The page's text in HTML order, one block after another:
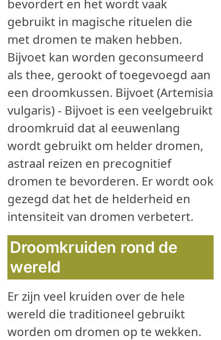
bevordert en het wordt vaak
gebruikt in magische rituelen die
met dromen te maken hebben.
Bijvoet kan worden geconsumeerd
als thee, gerookt of toegevoegd aan
een droomkussen. Bijvoet (Artemisia
vulgaris) - Bijvoet is een veelgebruikt
droomkruid dat al eeuwenlang
wordt gebruikt om helder dromen,
astraal reizen en precognitief
dromen te bevorderen. Er wordt ook
gezegd dat het de helderheid en
intensiteit van dromen verbetert.
Droomkruiden rond de
wereld
Er zijn veel kruiden over de hele
wereld die traditioneel gebruikt
worden om dromen op te wekken.